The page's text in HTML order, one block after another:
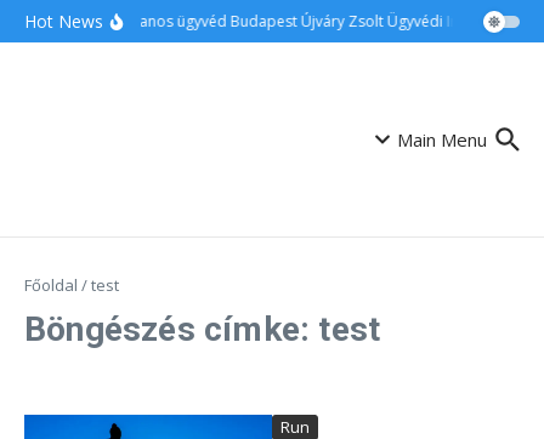
Ugrás a tartalomhoz
Hot NewsIngatlanos ügyvéd Budapest Újváry Zsolt Ügyvédi Iroda
Main Menu
Főoldal /test
Böngészés címke: test
Run